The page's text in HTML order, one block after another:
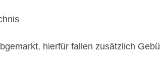
hierfür fallen zusätzlich